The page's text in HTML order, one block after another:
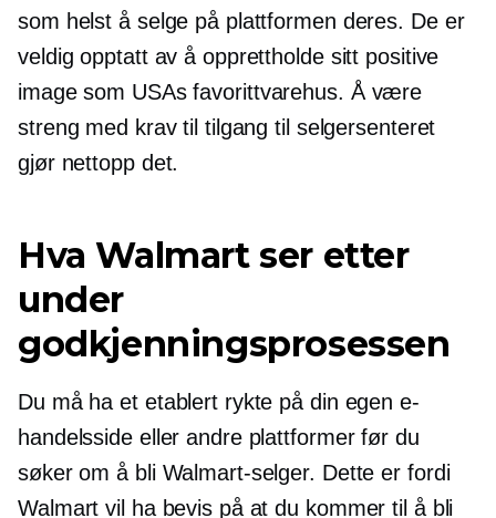
som helst å selge på plattformen deres. De er
veldig opptatt av å opprettholde sitt positive
image som USAs favorittvarehus. Å være
streng med krav til tilgang til selgersenteret
gjør nettopp det.
Hva Walmart ser etter
under
godkjenningsprosessen
Du må ha et etablert rykte på din egen e-
handelsside eller andre plattformer før du
søker om å bli Walmart-selger. Dette er fordi
Walmart vil ha bevis på at du kommer til å bli